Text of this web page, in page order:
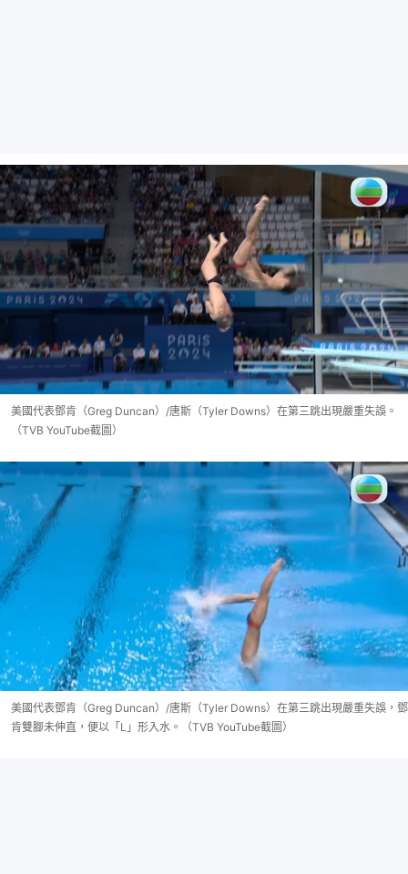
美國代表鄧肯（Greg Duncan）/唐斯（Tyler Downs）在第三跳出現嚴重失誤。
（TVB YouTube截圖）
美國代表鄧肯（Greg Duncan）/唐斯（Tyler Downs）在第三跳出現嚴重失誤，鄧
肯雙腳未伸直，便以「L」形入水。（TVB YouTube截圖）